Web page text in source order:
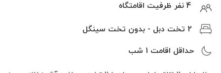
4 نفر ظرفیت اقامتگاه
2 تخت دبل - بدون تخت سینگل
حداقل اقامت 1 شب